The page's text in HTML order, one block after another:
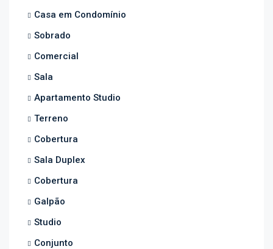
Casa em Condomínio
Sobrado
Comercial
Sala
Apartamento Studio
Terreno
Cobertura
Sala Duplex
Cobertura
Galpão
Studio
Conjunto